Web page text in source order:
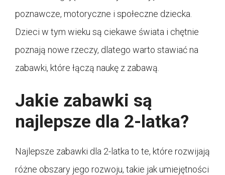
poznawcze, motoryczne i społeczne dziecka.
Dzieci w tym wieku są ciekawe świata i chętnie
poznają nowe rzeczy, dlatego warto stawiać na
zabawki, które łączą naukę z zabawą.
Jakie zabawki są
najlepsze dla 2-latka?
Najlepsze zabawki dla 2-latka to te, które rozwijają
różne obszary jego rozwoju, takie jak umiejętności